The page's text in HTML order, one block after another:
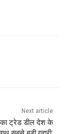
Next article
ट्रेड डील देश के